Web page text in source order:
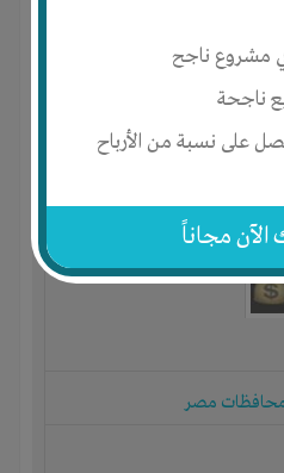
مشروع ناجح
ناجحة
على نسبة من الأرباح
الآن مجاناً
الإلكتروني
مصر